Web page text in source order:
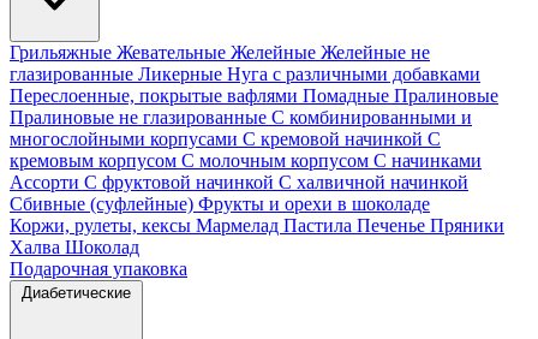
Грильяжные Жевательные Желейные Желейные не
глазированные Ликерные Нуга с различными добавками
Переслоенные, покрытые вафлями Помадные Пралиновые
Пралиновые не глазированные С комбинированными и
многослойными корпусами С кремовой начинкой С
кремовым корпусом С молочным корпусом С начинками
Ассорти С фруктовой начинкой С халвичной начинкой
Сбивные (суфлейные) Фрукты и орехи в шоколаде
Коржи, рулеты, кексы Мармелад Пастила Печенье Пряники
Халва Шоколад
Подарочная упаковка
Диабетические